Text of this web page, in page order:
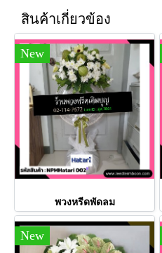
สินค้าเกี่ยวข้อง
New
พวงหรีดพัดลม
New